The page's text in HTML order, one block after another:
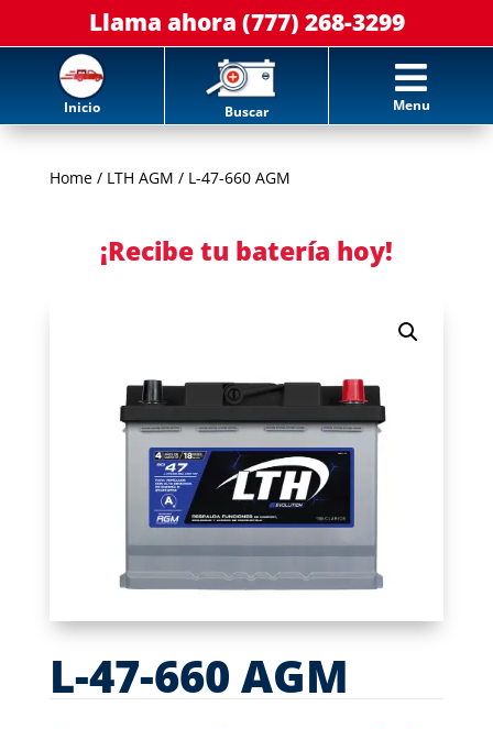
Llama ahora (777) 268-3299
Inicio Buscar

Menu
Home/ LTH AGM / L-47-660 AGM
¡Recibe tu batería hoy!
L-47-660 AGM